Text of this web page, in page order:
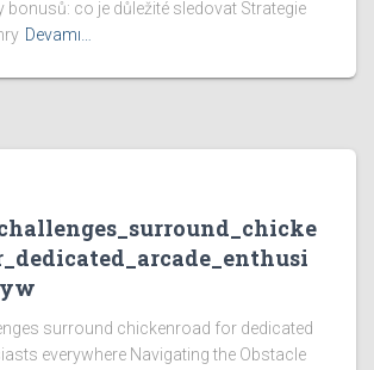
bonusů: co je důležité sledovat Strategie
Devamı…
surround chickenroad for dedicated
everywhere Navigating the Obstacle